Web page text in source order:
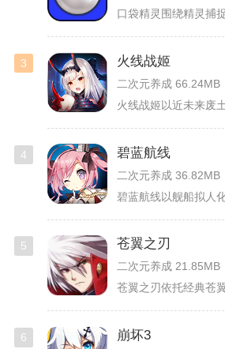
3 火线战姬
二次元养成 66.24MB
4 碧蓝航线
二次元养成 36.82MB
5 苍翼之刃
二次元养成 21.85MB
6 崩坏3